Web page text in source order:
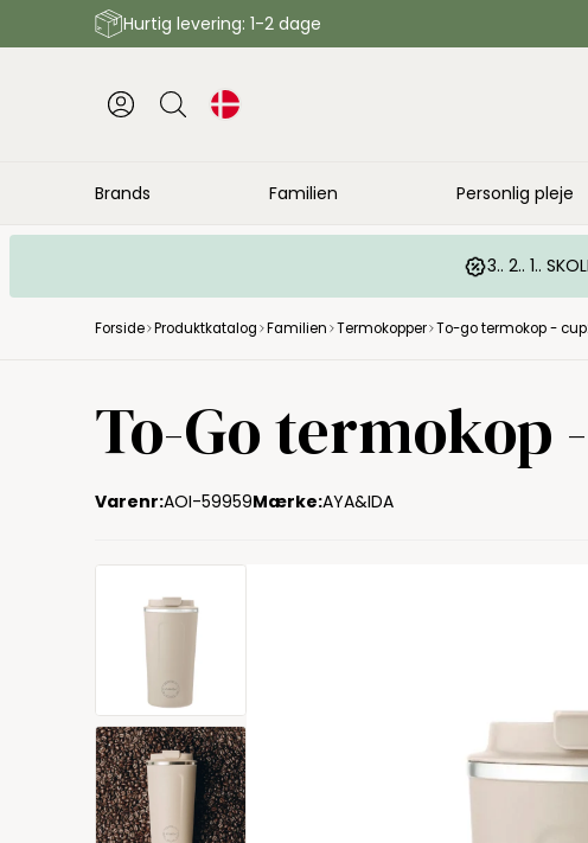
Hurtig levering: 1-2 dage
Brands Familien Personlig pleje
3.. 2.. 1..
Forside Produktkatalog Familien Termokopper To-go termokop -
To-Go termokop
Varenr:AOI-59959Mærke:AYA&IDA